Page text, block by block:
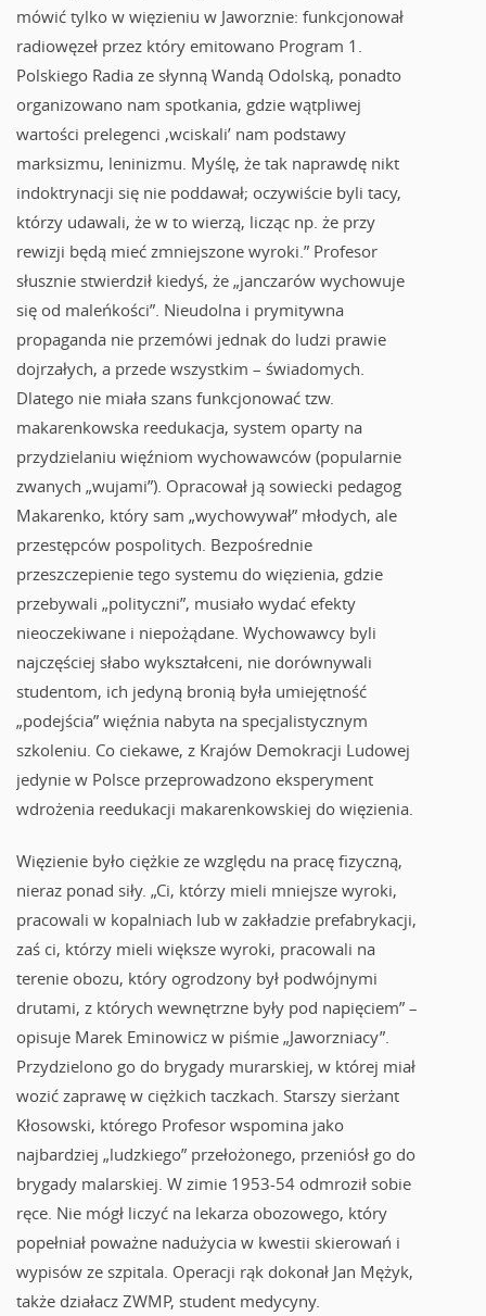
mówić tylko w więzieniu w Jaworznie: funkcjonował
radiowęzeł przez który emitowano Program 1.
Polskiego Radia ze słynną Wandą Odolską, ponadto
organizowano nam spotkania, gdzie wątpliwej
wartości prelegenci ‚wciskali’ nam podstawy
marksizmu, leninizmu. Myślę, że tak naprawdę nikt
indoktrynacji się nie poddawał; oczywiście byli tacy,
którzy udawali, że w to wierzą, licząc np. że przy
rewizji będą mieć zmniejszone wyroki.” Profesor
słusznie stwierdził kiedyś, że „janczarów wychowuje
się od maleńkości”. Nieudolna i prymitywna
propaganda nie przemówi jednak do ludzi prawie
dojrzałych, a przede wszystkim – świadomych.
Dlatego nie miała szans funkcjonować tzw.
makarenkowska reedukacja, system oparty na
przydzielaniu więźniom wychowawców (popularnie
zwanych „wujami”). Opracował ją sowiecki pedagog
Makarenko, który sam „wychowywał” młodych, ale
przestępców pospolitych. Bezpośrednie
przeszczepienie tego systemu do więzienia, gdzie
przebywali „polityczni”, musiało wydać efekty
nieoczekiwane i niepożądane. Wychowawcy byli
najczęściej słabo wykształceni, nie dorównywali
studentom, ich jedyną bronią była umiejętność
„podejścia” więźnia nabyta na specjalistycznym
szkoleniu. Co ciekawe, z Krajów Demokracji Ludowej
jedynie w Polsce przeprowadzono eksperyment
wdrożenia reedukacji makarenkowskiej do więzienia.
Więzienie było ciężkie ze względu na pracę fizyczną,
nieraz ponad siły. „Ci, którzy mieli mniejsze wyroki,
pracowali w kopalniach lub w zakładzie prefabrykacji,
zaś ci, którzy mieli większe wyroki, pracowali na
terenie obozu, który ogrodzony był podwójnymi
drutami, z których wewnętrzne były pod napięciem” –
opisuje Marek Eminowicz w piśmie „Jaworzniacy”.
Przydzielono go do brygady murarskiej, w której miał
wozić zaprawę w ciężkich taczkach. Starszy sierżant
Kłosowski, którego Profesor wspomina jako
najbardziej „ludzkiego” przełożonego, przeniósł go do
brygady malarskiej. W zimie 1953-54 odmroził sobie
ręce. Nie mógł liczyć na lekarza obozowego, który
popełniał poważne nadużycia w kwestii skierowań i
wypisów ze szpitala. Operacji rąk dokonał Jan Mężyk,
także działacz ZWMP, student medycyny.